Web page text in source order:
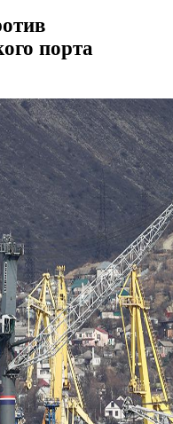
порта